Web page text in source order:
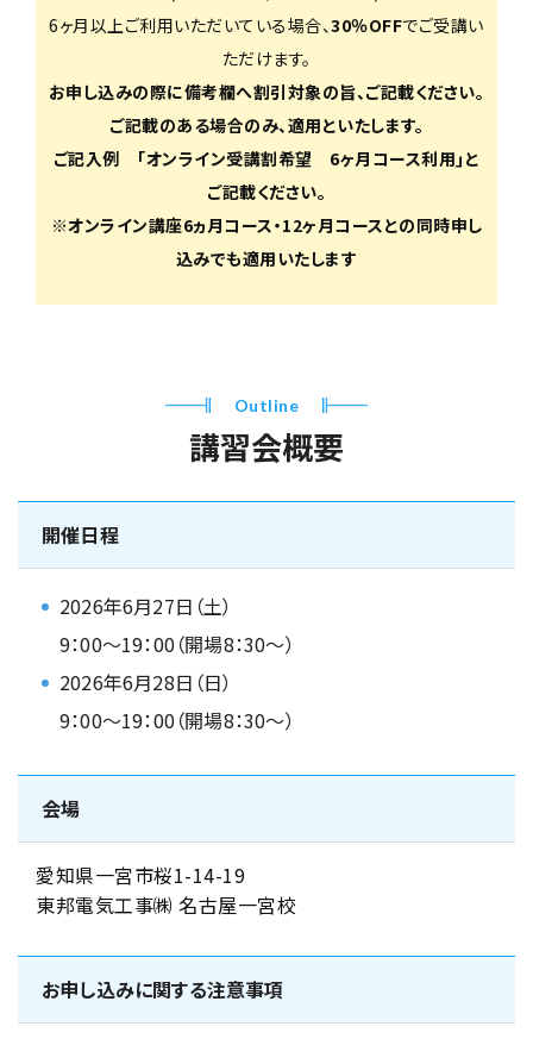
6ヶ月以上ご利用いただいている場合、30％OFFでご受講い
ただけます。
お申し込みの際に備考欄へ割引対象の旨、ご記載ください。
ご記載のある場合のみ、適用といたします。
ご記入例 ｢オンライン受講割希望 6ヶ月コース利用｣と
ご記載ください。
※オンライン講座6ヵ月コース・12ヶ月コースとの同時申し
込みでも適用いたします
Outline
講習会概要
開催日程
2026年6月27日（土）
9：00～19：00（開場8：30～）
2026年6月28日（日）
9：00～19：00（開場8：30～）
会場
愛知県一宮市桜1-14-19
東邦電気工事㈱ 名古屋一宮校
お申し込みに関する注意事項